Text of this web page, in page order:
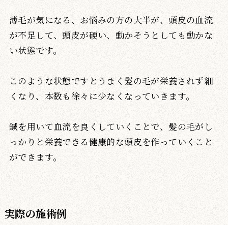
薄毛が気になる、お悩みの方の大半が、頭皮の血流
が不足して、頭皮が硬い、動かそうとしても動かな
い状態です。
このような状態ですとうまく髪の毛が栄養されず細
くなり、本数も徐々に少なくなっていきます。
鍼を用いて血流を良くしていくことで、髪の毛がし
っかりと栄養できる健康的な頭皮を作っていくこと
ができます。
実際の施術例